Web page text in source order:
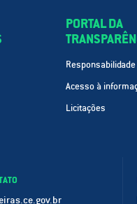
PORTAL DA
Acesso à
Licitações